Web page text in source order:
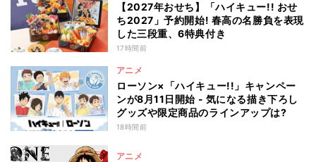
【2027年おせち】「ハイキュー!! おせ
ち2027」予約開始! 春高の名勝負を表現
した三段重、6特典付き
17時間前
アニメ
ローソン×「ハイキュー!!」キャンペー
ンが8月11日開始 - 気になる描き下ろし
グッズや限定商品のラインアップは?
18時間前
アニメ